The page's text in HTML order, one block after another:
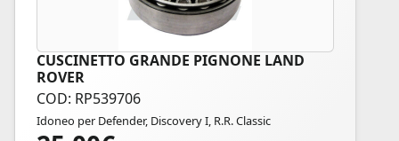
CUSCINETTO GRANDE PIGNONE LAND
ROVER
COD: RP539706
Idoneo per Defender, Discovery I, R.R. Classic